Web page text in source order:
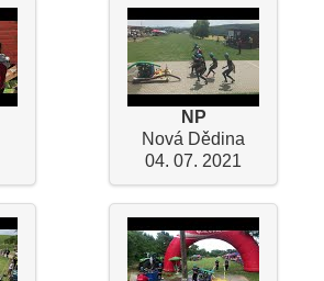
NP
Nová Dědina
04. 07. 2021